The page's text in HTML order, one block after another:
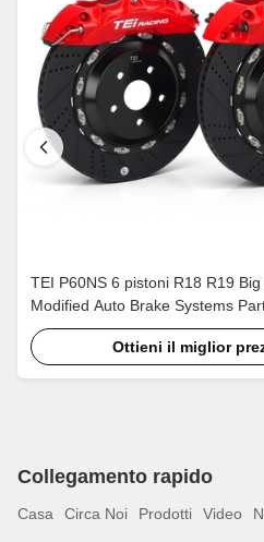
TEI P60NS 6 pistoni R18 R19
Modified Auto Brake Systems
Lexus IS250 IS300 XE20 XE30
Ottieni il miglior
Collegamento rapido
Casa Circa Noi Prodotti Video